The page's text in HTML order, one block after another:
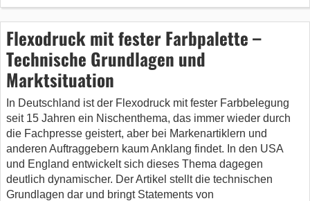
Flexodruck mit fester Farbpalette –
Technische Grundlagen und
Marktsituation
In Deutschland ist der Flexodruck mit fester Farbbelegung
seit 15 Jahren ein Nischenthema, das immer wieder durch
die Fachpresse geistert, aber bei Markenartiklern und
anderen Auftraggebern kaum Anklang findet. In den USA
und England entwickelt sich dieses Thema dagegen
deutlich dynamischer. Der Artikel stellt die technischen
Grundlagen dar und bringt Statements von